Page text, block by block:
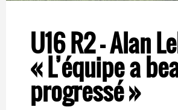
U16 R2 – Alan
« L’équipe a
progressé »